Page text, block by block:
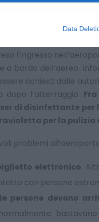
Data
linee, la segnaletica e
forme di
l’ingresso
a bordo dell’aereo.
richiesti dalle
l’atterraggio.
di disinfettante per
per la pulizia
problemi
elettronico.
con persone
persone devono